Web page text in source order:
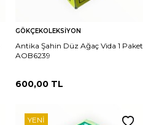
GÖKÇEKOLEKSIYON
Antika Şahin Düz Ağaç Vida 1 Paket
AOB6239
600,00 TL
YENI